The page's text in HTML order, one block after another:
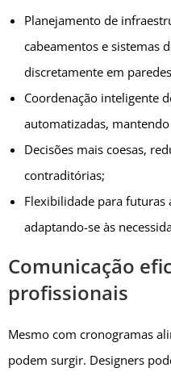
Planejamento de
cabeamentos e sistemas
discretamente em
Coordenação inteligente
automatizadas,
Decisões mais coesas,
contraditórias;
Flexibilidade para futuras
adaptando-se às
Comunicação
profissionais
Mesmo com cronogramas
podem surgir. Designers